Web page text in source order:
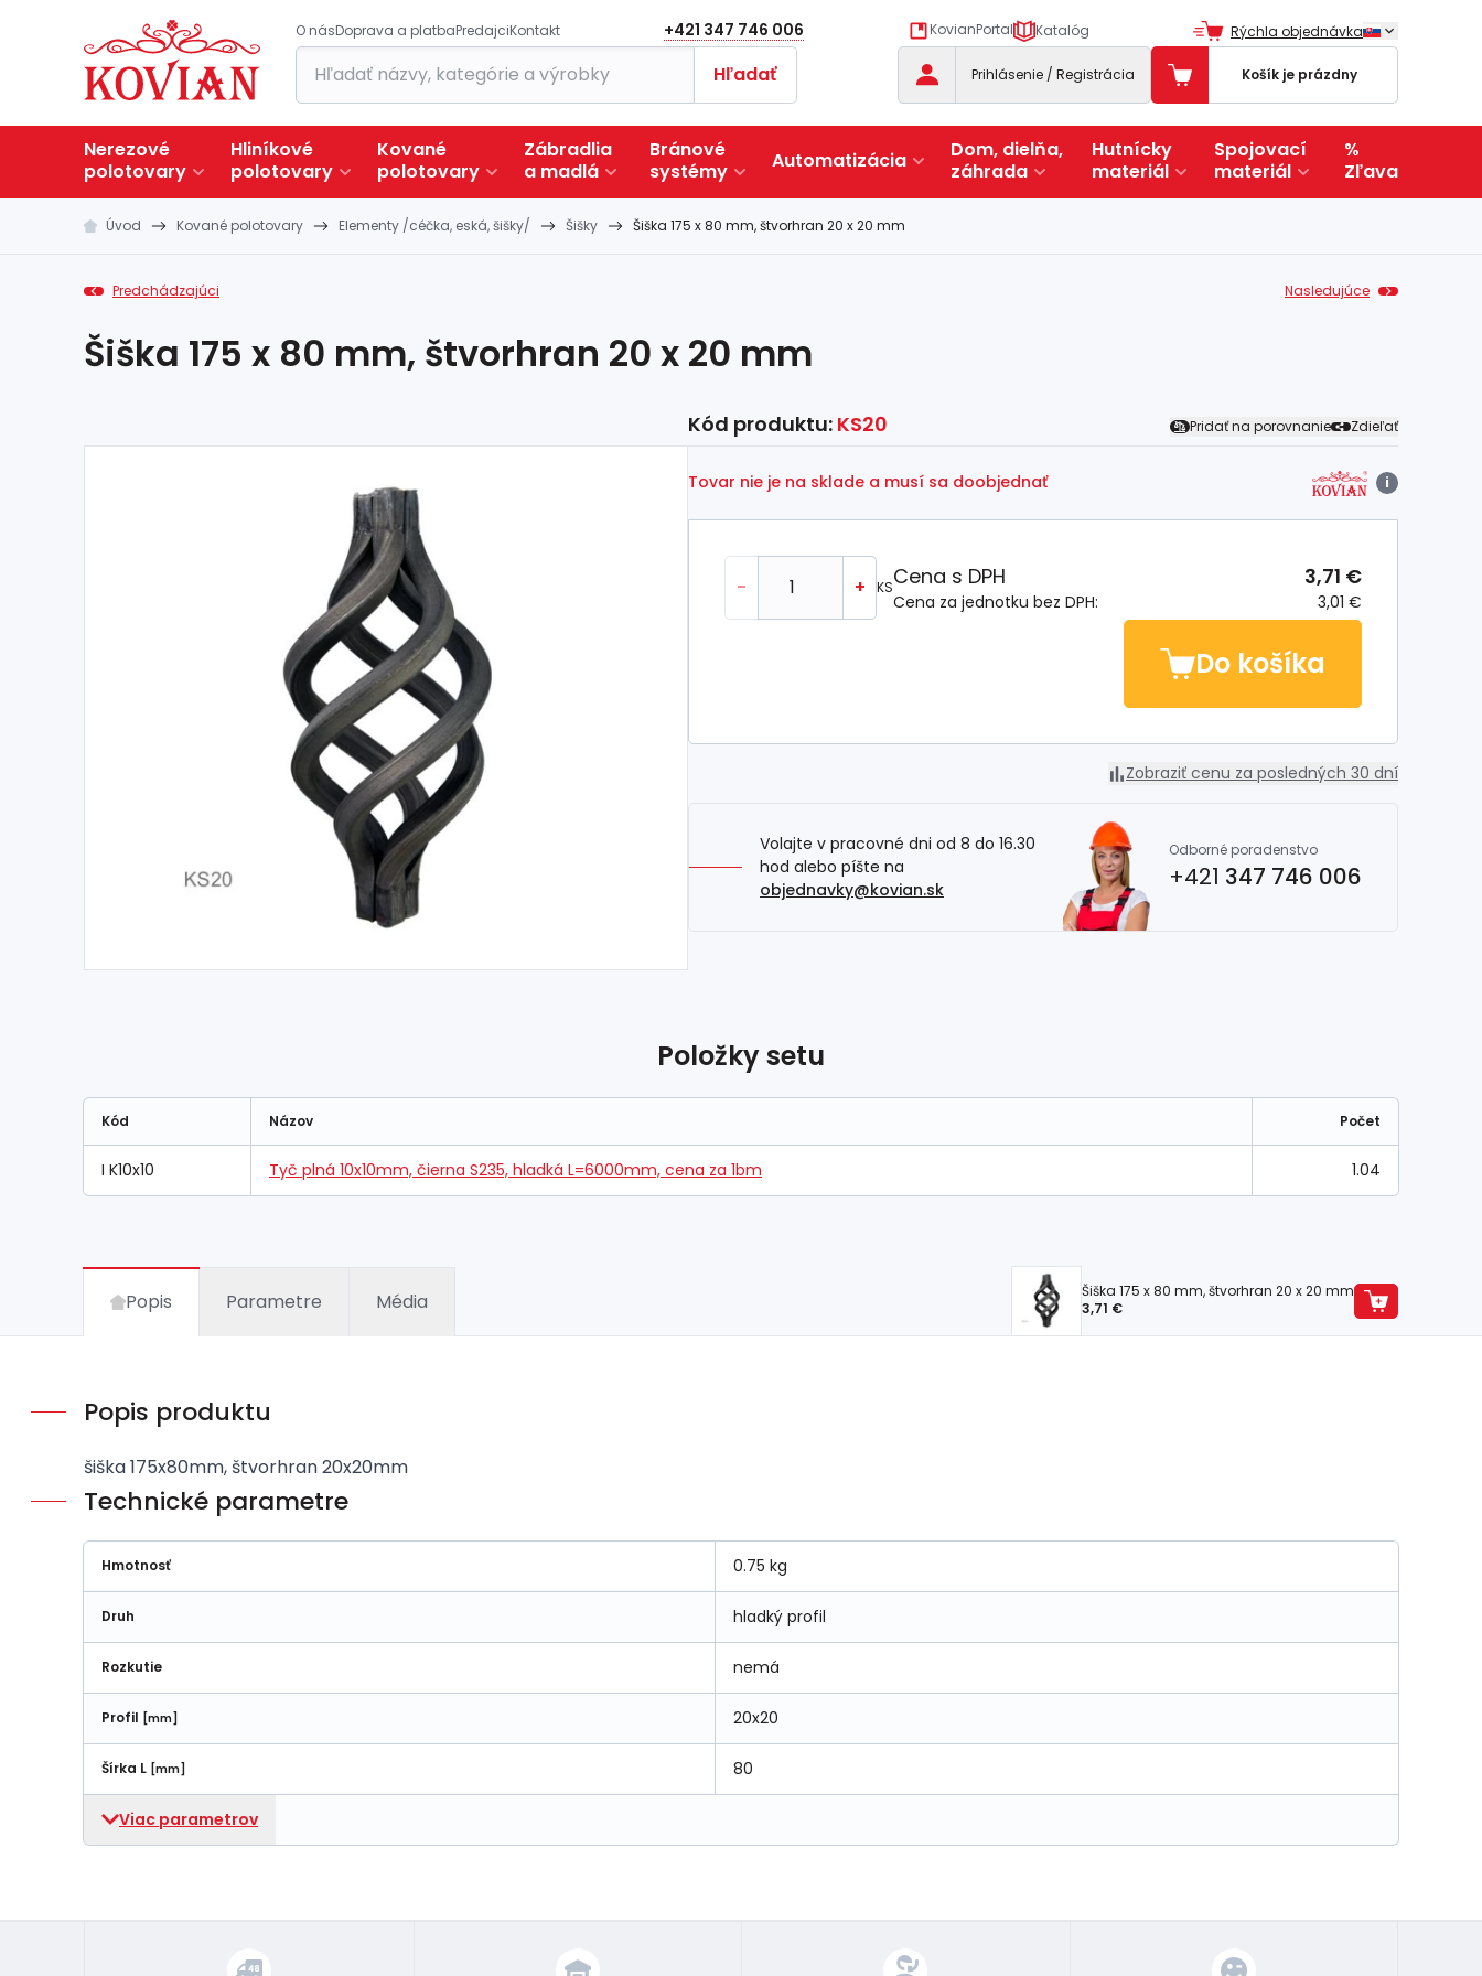
O násDoprava a platbaPredajciKontakt +421 347 746 006 KovianPortal Katalóg Rýchla objednávka
Hľadať Prihlásenie / Registrácia Košík je prázdny
Nerezové
polotovary
Hliníkové
polotovary
Kované
polotovary
Zábradlia
a madlá
Bránové
systémy
Automatizácia
Dom, dielňa,
záhrada
Hutnícky
materiál
Spojovací
materiál
%
Zľava
Úvod Kované polotovary Elementy /céčka, eská, šišky/ Šišky Šiška 175 x 80 mm, štvorhran 20 x 20 mm
Predchádzajúci Nasledujúce
Šiška 175 x 80 mm, štvorhran 20 x 20 mm
Kód produktu: KS20 Pridať na porovnanie Zdieľať
Tovar nie je na sklade a musí sa doobjednať i
- + KS
Cena za jednotku bez DPH: 3,01 €
Cena s DPH 3,71 €
Do košíka
Zobraziť cenu za posledných 30 dní
Volajte v pracovné dni od 8 do 16.30
hod alebo píšte na
objednavky@kovian.sk
Odborné poradenstvo
+421 347 746 006
Položky setu
Kód Názov Počet
I K10x10 Tyč plná 10x10mm, čierna S235, hladká L=6000mm, cena za 1bm 1.04
Popis Parametre Média
Šiška 175 x 80 mm, štvorhran 20 x 20 mm
3,71 €
Popis produktu
šiška 175x80mm, štvorhran 20x20mm
Technické parametre
Hmotnosť 0.75 kg
Druh hladký profil
Rozkutie nemá
Profil [mm] 20x20
Šírka L [mm] 80
Viac parametrov